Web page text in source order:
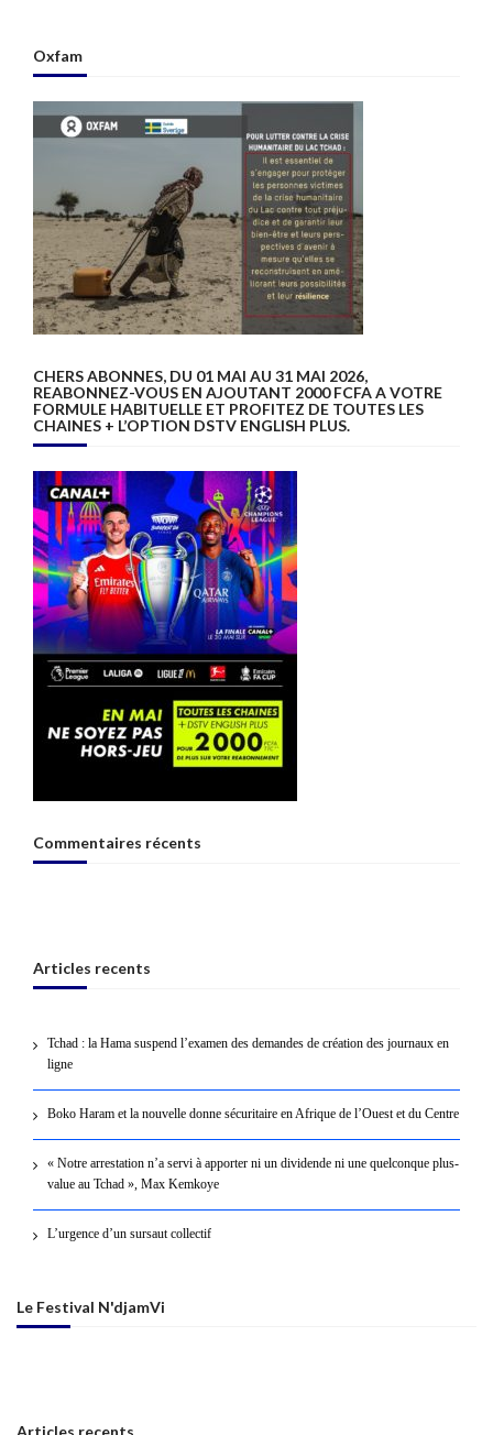
Oxfam
CHERS ABONNES, DU 01 MAI AU 31 MAI 2026,
REABONNEZ-VOUS EN AJOUTANT 2000 FCFA A VOTRE
FORMULE HABITUELLE ET PROFITEZ DE TOUTES LES
CHAINES + L’OPTION DSTV ENGLISH PLUS.
Commentaires récents
Articles recents
Tchad : la Hama suspend l’examen des demandes de création des journaux en
ligne
Boko Haram et la nouvelle donne sécuritaire en Afrique de l’Ouest et du Centre
« Notre arrestation n’a servi à apporter ni un dividende ni une quelconque plus-
value au Tchad », Max Kemkoye
L’urgence d’un sursaut collectif
Le Festival N'djamVi